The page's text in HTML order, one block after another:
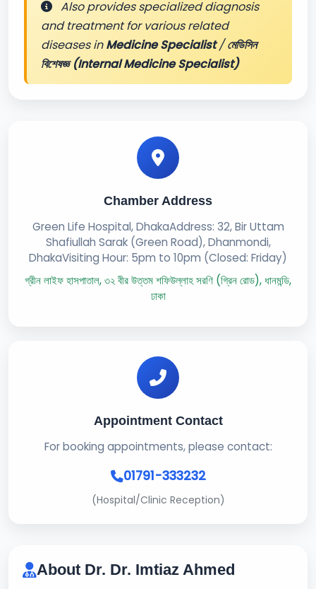
Also provides specialized diagnosis
and treatment for various related
diseases inMedicine Specialist/মেডিসিন
বিশেষজ্ঞ (Internal Medicine Specialist)
Chamber Address
Green Life Hospital, DhakaAddress: 32, Bir Uttam
Shafiullah Sarak (Green Road), Dhanmondi,
DhakaVisiting Hour: 5pm to 10pm (Closed: Friday)
গ্রীন লাইফ হাসপাতাল, ৩২ বীর উত্তম শফিউল্লাহ সরণি (গ্রিন রোড), ধানমন্ডি,
ঢাকা
Appointment Contact
For booking appointments, please contact:
01791-333232
(Hospital/Clinic Reception)
About Dr. Dr. Imtiaz Ahmed